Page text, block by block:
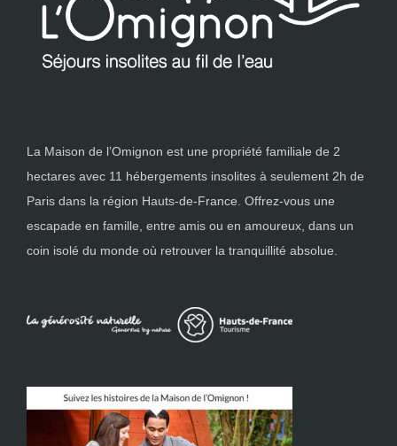
La Maison de l’Omignon est une propriété familiale de 2
hectares avec 11 hébergements insolites à seulement 2h de
Paris dans la région Hauts-de-France. Offrez-vous une
escapade en famille, entre amis ou en amoureux, dans un
coin isolé du monde où retrouver la tranquillité absolue.